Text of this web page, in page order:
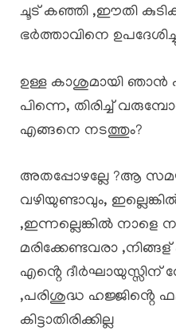
ചൂട് കഞ്ഞി ,ഈതി
ഭർത്താവിനെ
ഉള്ള കാശുമായി
പിന്നെ, തിരിച്ച്
എങ്ങനെ നടത്തും?
അതപ്പോഴല്ലേ ?ആ
വഴിയുണ്ടാവും,
,ഇന്നല്ലെങ്കിൽ നാളെ
മരിക്കേണ്ടവരാ
എൻ്റെ ദീർഘായുസ്സിന്
,പരിശുദ്ധ ഹജ്ജിൻ്റെ
കിട്ടാതിരിക്കില്ല